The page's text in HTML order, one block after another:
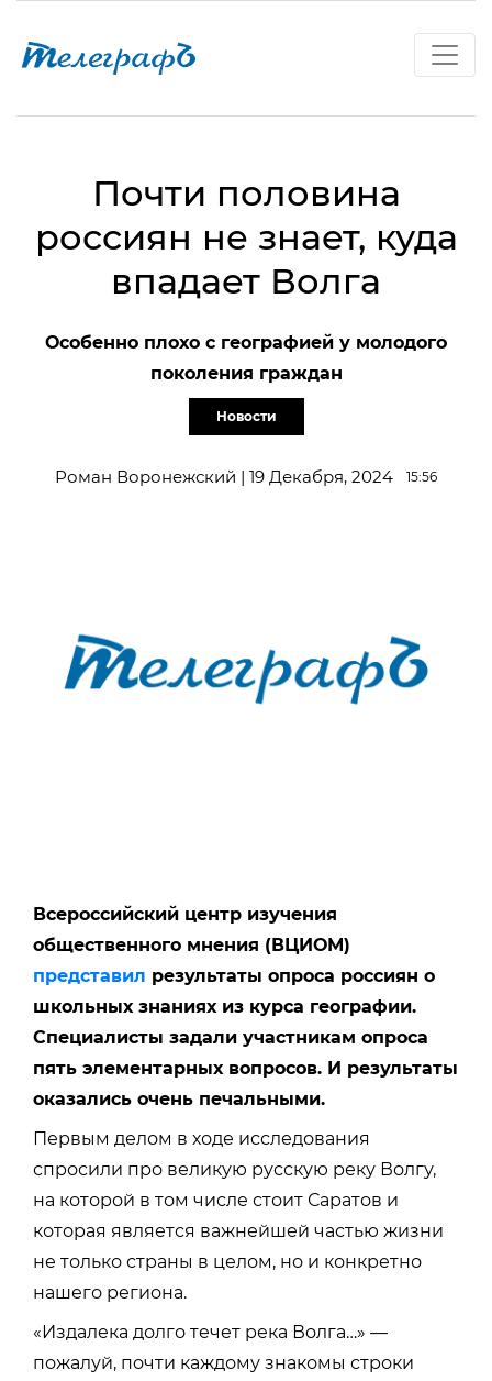
Почти половина
россиян не знает, куда
впадает Волга
Особенно плохо с географией у молодого
поколения граждан
Новости
Роман Воронежский | 19 Декабря, 2024 15:56
Всероссийский центр изучения
общественного мнения (ВЦИОМ)
представил результаты опроса россиян о
школьных знаниях из курса географии.
Специалисты задали участникам опроса
пять элементарных вопросов. И результаты
оказались очень печальными.
Первым делом в ходе исследования
спросили про великую русскую реку Волгу,
на которой в том числе стоит Саратов и
которая является важнейшей частью жизни
не только страны в целом, но и конкретно
нашего региона.
«Издалека долго течет река Волга…» —
пожалуй, почти каждому знакомы строки